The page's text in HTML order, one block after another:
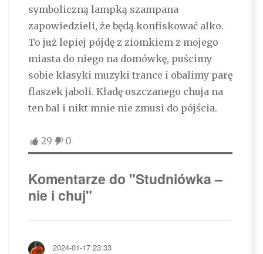
symboliczną lampką szampana
zapowiedzieli, że będą konfiskować alko.
To już lepiej pójdę z ziomkiem z mojego
miasta do niego na domówkę, puścimy
sobie klasyki muzyki trance i obalimy parę
flaszek jaboli. Kładę oszczanego chuja na
ten bal i nikt mnie nie zmusi do pójścia.
29 0
Komentarze do "Studniówka –
nie i chuj"
2024-01-17 23:33